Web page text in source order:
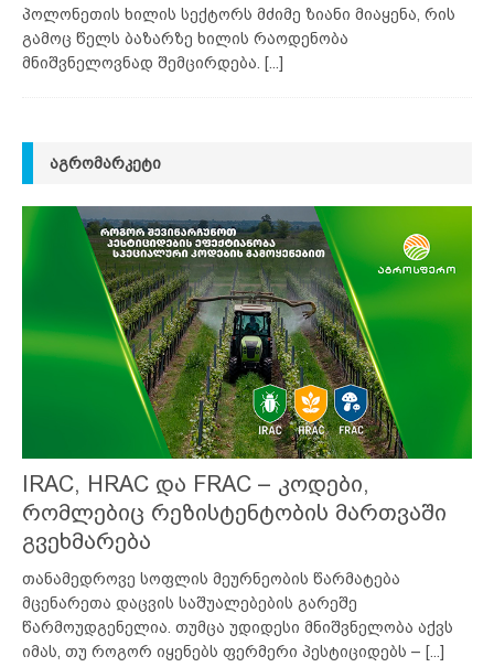
პოლონეთის ხილის სექტორს მძიმე ზიანი მიაყენა, რის
გამოც წელს ბაზარზე ხილის რაოდენობა
მნიშვნელოვნად შემცირდება.
[...]
ᲐᲒᲠᲝᲛᲐᲠᲙᲔᲢᲘ
IRAC, HRAC და FRAC – კოდები,
რომლებიც რეზისტენტობის მართვაში
გვეხმარება
თანამედროვე სოფლის მეურნეობის წარმატება
მცენარეთა დაცვის საშუალებების გარეშე
წარმოუდგენელია. თუმცა უდიდესი მნიშვნელობა აქვს
იმას, თუ როგორ იყენებს ფერმერი პესტიციდებს – [...]